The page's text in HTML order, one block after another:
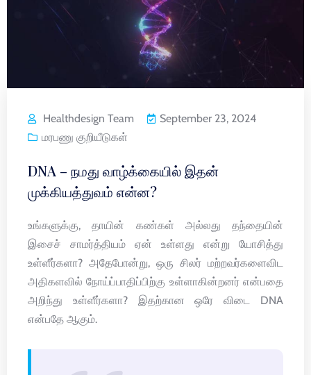
Healthdesign Team
September 23, 2024
மரபணு குறியீடுகள்
DNA – நமது வாழ்க்கையில் இதன்
முக்கியத்துவம் என்ன?
உங்களுக்கு, தாயின் கண்கள் அல்லது தந்தையின்
இசைச் சாமர்த்தியம் ஏன் உள்ளது என்று யோசித்து
உள்ளீர்களா? அதேபோன்று, ஒரு சிலர் மற்றவர்களைவிட
அதிகளவில் நோய்ப்பாதிப்பிற்கு உள்ளாகின்றனர் என்பதை
அறிந்து உள்ளீர்களா? இதற்கான ஒரே விடை DNA
என்பதே ஆகும்.